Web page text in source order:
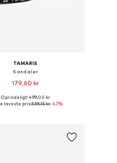
TAMARIS
Sandaler
179,60 kr
+1
størrelser: 36, 37, 38, 39, 40
Oprindeligt: 499,00 kr
laveste pris:339,15 kr-47%